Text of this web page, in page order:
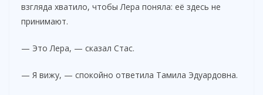
взгляда хватило, чтобы Лера поняла: её здесь не
принимают.
— Это Лера, — сказал Стас.
— Я вижу, — спокойно ответила Тамила Эдуардовна.